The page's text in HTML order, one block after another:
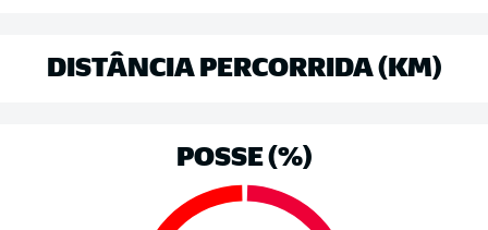
DISTÂNCIA PERCORRIDA (KM)
POSSE (%)